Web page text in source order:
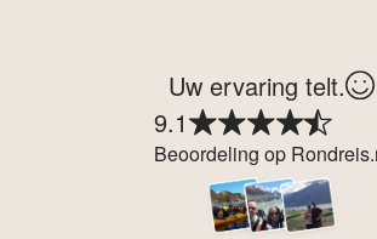
Uw ervaring telt.
9.1
Beoordeling op